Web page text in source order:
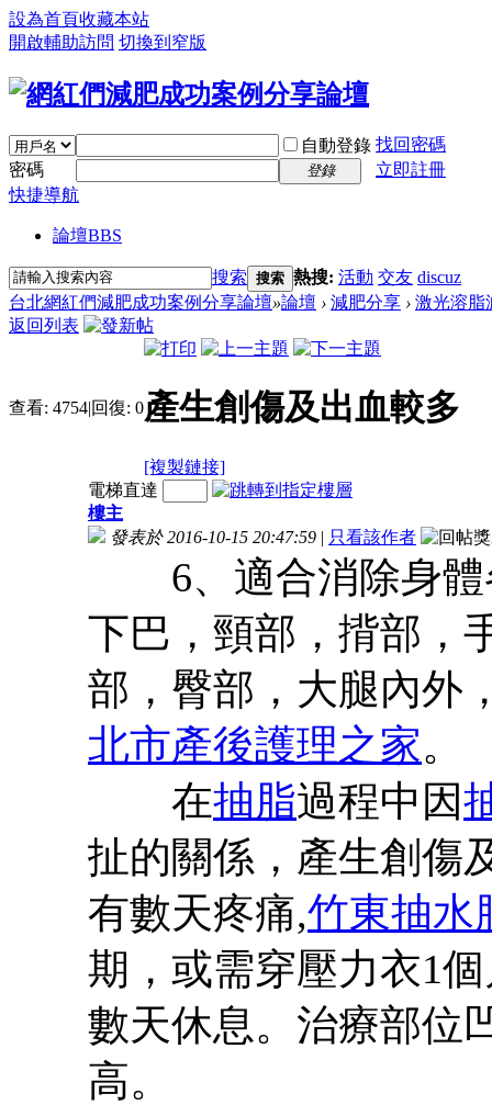
設為首頁收藏本站
開啟輔助訪問 切換到窄版
自動登錄 找回密碼
密碼
登錄
立即註冊
快捷導航
論壇BBS
搜索 搜索 熱搜: 活動 交友 discuz
台北網紅們減肥成功案例分享論壇»論壇 › 減肥分享 › 激光溶脂
返回列表
查看: 4754|回復: 0產生創傷及出血較多
[複製鏈接]
電梯直達
樓主
發表於 2016-10-15 20:47:59 | 只看該作者
6、適合消除身體
下巴，頸部，揹部，
部，臀部，大腿內外
北市產後護理之家。
在抽脂過程中因
扯的關係，產生創傷
有數天疼痛,竹東抽水
期，或需穿壓力衣1
數天休息。治療部位
高。